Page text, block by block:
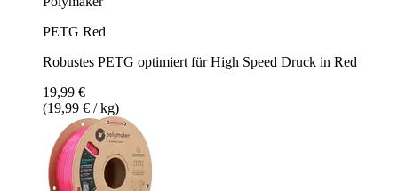
PETG Red
Robustes PETG optimiert für High Speed Druck in Red
19,99 €
(19,99 € / kg)